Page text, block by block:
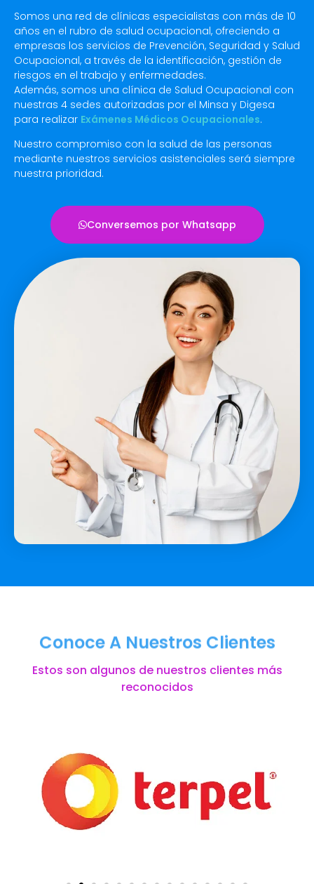
Somos una red de clínicas especialistas con más de 10
años en el rubro de salud ocupacional, ofreciendo a
empresas los servicios de Prevención, Seguridad y Salud
Ocupacional, a través de la identificación, gestión de
riesgos en el trabajo y enfermedades.
Además, somos una clínica de Salud Ocupacional con
nuestras 4 sedes autorizadas por el Minsa y Digesa
para realizar Exámenes Médicos Ocupacionales.
Nuestro compromiso con la salud de las personas
mediante nuestros servicios asistenciales será siempre
nuestra prioridad.
Conversemos por Whatsapp
Conoce A Nuestros Clientes
Estos son algunos de nuestros clientes más
reconocidos